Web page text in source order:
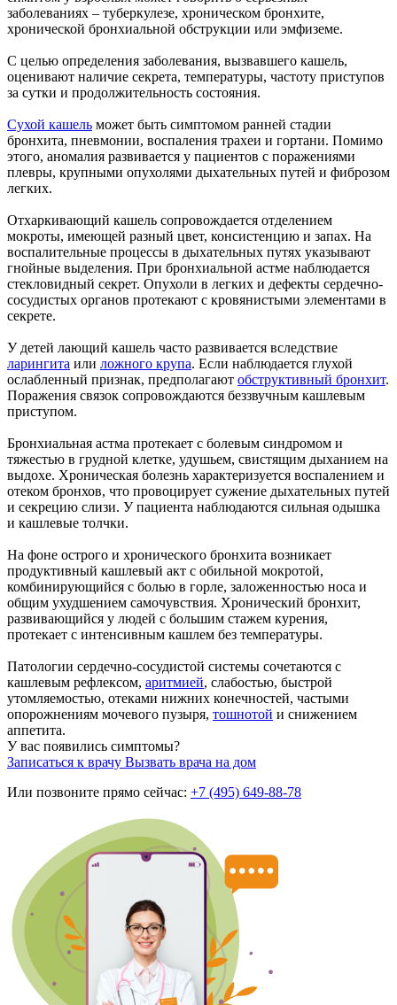
заболеваниях – туберкулезе, хроническом бронхите,
хронической бронхиальной обструкции или эмфиземе.
С целью определения заболевания, вызвавшего кашель,
оценивают наличие секрета, температуры, частоту приступов
за сутки и продолжительность состояния.
Сухой кашель может быть симптомом ранней стадии
бронхита, пневмонии, воспаления трахеи и гортани. Помимо
этого, аномалия развивается у пациентов с поражениями
плевры, крупными опухолями дыхательных путей и фиброзом
легких.
Отхаркивающий кашель сопровождается отделением
мокроты, имеющей разный цвет, консистенцию и запах. На
воспалительные процессы в дыхательных путях указывают
гнойные выделения. При бронхиальной астме наблюдается
стекловидный секрет. Опухоли в легких и дефекты сердечно-
сосудистых органов протекают с кровянистыми элементами в
секрете.
У детей лающий кашель часто развивается вследствие
ларингита или ложного крупа. Если наблюдается глухой
ослабленный признак, предполагают обструктивный бронхит.
Поражения связок сопровождаются беззвучным кашлевым
приступом.
Бронхиальная астма протекает с болевым синдромом и
тяжестью в грудной клетке, удушьем, свистящим дыханием на
выдохе. Хроническая болезнь характеризуется воспалением и
отеком бронхов, что провоцирует сужение дыхательных путей
и секрецию слизи. У пациента наблюдаются сильная одышка
и кашлевые толчки.
На фоне острого и хронического бронхита возникает
продуктивный кашлевый акт с обильной мокротой,
комбинирующийся с болью в горле, заложенностью носа и
общим ухудшением самочувствия. Хронический бронхит,
развивающийся у людей с большим стажем курения,
протекает с интенсивным кашлем без температуры.
Патологии сердечно-сосудистой системы сочетаются с
кашлевым рефлексом, аритмией, слабостью, быстрой
утомляемостью, отеками нижних конечностей, частыми
опорожнениям мочевого пузыря, тошнотой и снижением
аппетита.
У вас появились симптомы?
Записаться к врачу Вызвать врача на дом
Или позвоните прямо сейчас: +7 (495) 649-88-78